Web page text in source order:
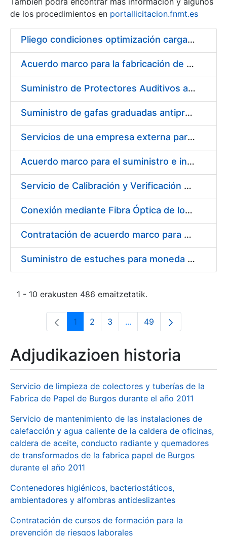
Erakutsi/Ezkutatu
de los procedimientos en portallicitacion.fnmt.es
Pliego condiciones optimización cargas compras firmado
Acuerdo marco para la fabricación de piezas
Suministro de Protectores Auditivos a medida para las personas trabajadoras de los Centros de Trabajo de Madrid y Burgos
Suministro de gafas graduadas antiproyecciones para los trabajadores de la FNMT-RCM en los centros de trabajo de Madrid y Burgos
Servicios de una empresa externa para el asesoramiento y resolución de los recursos de alzada que se presentan relacionados con procesos de selección para la FNMT-RCM
Acuerdo marco para el suministro e instalación de persianas, estores y otros complementos
Servicio de Calibración y Verificación Externa de los Equipos de Medición del Servicio de Prevención de la FNMT-RCM
Conexión mediante Fibra Óptica de los Centros de Proceso de Datos (CPDs) de las sedes de la FNMT-RCM de Burgos y Madrid
Contratación de acuerdo marco para el Suministro de Material de Electricidad para la Fábrica Nacional de Moneda y Timbre-Real Casa de la Moneda en su centro de trabajo de Burgos
Suministro de estuches para moneda de 30 €
1 - 10 erakusten 486 emaitzetatik.
Orrialdea
1 Orrialdea
2 Orrialdea
3 ...Intermediate Pages Use
Orrialdea
49
Adjudikazioen historia
Servicio de limpieza de colectores y tuberías de la
Fabrica de Papel de Burgos durante el año 2011
Servicio de mantenimiento de las instalaciones de
calefacción y agua caliente de la caldera de oficinas,
caldera de aceite, conducto radiante y quemadores
de transformados de la fabrica papel de Burgos
durante el año 2011
Contenedores higiénicos, bacteriostáticos,
ambientadores y alfombras antideslizantes
Contratación de cursos de formación para la
prevención de riesgos laborales